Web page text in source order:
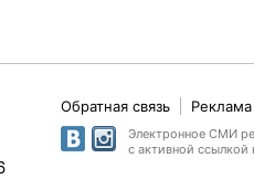
Обратная связь
Электронное СМИ
с активной ссылкой